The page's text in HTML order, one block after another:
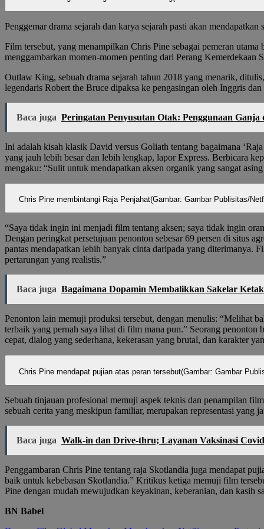
Penggemar drama sejarah dan karya sejarah pasti akan
Film tersebut, yang menampilkan Chris Pine sebagai pemeran
menggambarkan momen-momen penting dari Perang Kemerdekaan
Outlaw King, sebuah drama sejarah tahun 2018 yang menarik,
legendaris Robert the Bruce dipaksa ke pengasingan oleh Inggris
Baca juga Peringatan Penyusutan Otak: Penggunaan
Ini adalah kisah klasik David versus Goliath tentang bagaimana
yang jauh lebih besar dan lebih lengkap, lapor Express. Berbicara
mengaku: “Sulit untuk mendapatkan aksen organik yang sangat
Chris Pine membintangi Raja Penjahat(Gambar: Gambar Publisitas/
“Saya tidak ingin ini menjadi film tentang aksen; saya tidak ingin
Dengan peringkat persetujuan penonton sebesar 69 persen di situs
pantas mendapatkan lebih banyak cinta daripada yang diterimanya.
pertarungan yang realistis.”
Baca juga Bagaimana Dopamin Membalikkan Sakelar
Penonton lain memuji produksi tersebut, dengan menulis: “Melihat
terbaik yang pernah saya lihat di film mana pun.” Seorang penonton
cepat, dialog yang sederhana, kekerasan yang brutal, dan karakter
Chris Pine mendapat pujian atas peran tersebut(Gambar: Gambar
Sebuah tinjauan profesional memuji aspek teknis dan penampilan
sebuah cerita yang meskipun familiar, merupakan representasi yang
Baca juga Walk-in dan Drive-thru; Layanan Vaksinasi
Penggambaran Chris Pine tentang raja Skotlandia juga mendapat
baik untuk kebebasan Skotlandia.” Kritikus ketiga memuji film
Pine dengan mudah mewujudkan keyakinan, keberanian, dan kasih
BN Babel